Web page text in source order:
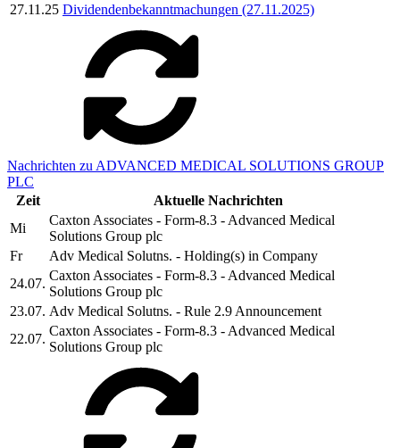
27.11.25 Dividendenbekanntmachungen (27.11.2025)
Nachrichten zu ADVANCED MEDICAL SOLUTIONS GROUP
PLC
Zeit
Aktuelle Nachrichten
Mi
Caxton Associates - Form-8.3 - Advanced Medical
Solutions Group plc
Fr
Adv Medical Solutns. - Holding(s) in Company
24.07.
Caxton Associates - Form-8.3 - Advanced Medical
Solutions Group plc
23.07. Adv Medical Solutns. - Rule 2.9 Announcement
22.07.
Caxton Associates - Form-8.3 - Advanced Medical
Solutions Group plc